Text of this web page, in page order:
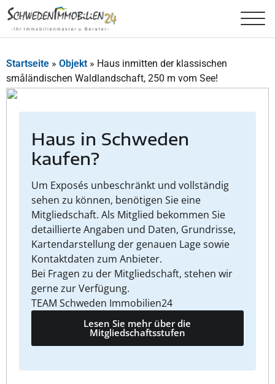
Startseite » Objekt » Haus inmitten der klassischen
småländischen Waldlandschaft, 250 m vom See!
Haus in Schweden
kaufen?
Um Exposés unbeschränkt und vollständig
sehen zu können, benötigen Sie eine
Mitgliedschaft. Als Mitglied bekommen Sie
detaillierte Angaben und Daten, Grundrisse,
Kartendarstellung der genauen Lage sowie
Kontaktdaten zum Anbieter.
Bei Fragen zu der Mitgliedschaft, stehen wir
gerne zur Verfügung.
TEAM Schweden Immobilien24
Lesen Sie mehr über die
Mitgliedschaftsstufen